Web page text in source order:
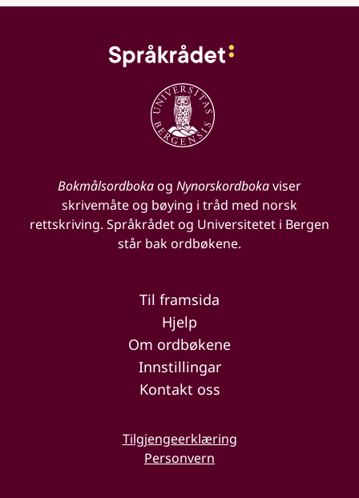
Bokmålsordbokaog Nynorskordbokaviser
skrivemåte og bøying i tråd med norsk
rettskriving. Språkrådet og Universitetet i Bergen
står bak ordbøkene.
Til framsida
Hjelp
Om ordbøkene
Innstillingar
Kontakt oss
Tilgjengeerklæring
Personvern